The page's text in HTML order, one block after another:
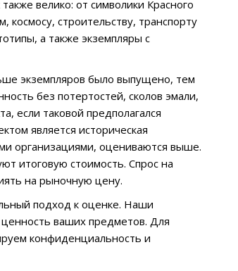
велико: от символики Красного
строительству, транспорту
а также экземпляры с
экземпляров было выпущено, тем
без потертостей, сколов эмали,
если таковой предполагался
является историческая
организациями, оцениваются выше.
итоговую стоимость. Спрос на
на рыночную цену.
подход к оценке. Наши
ваших предметов. Для
конфиденциальность и